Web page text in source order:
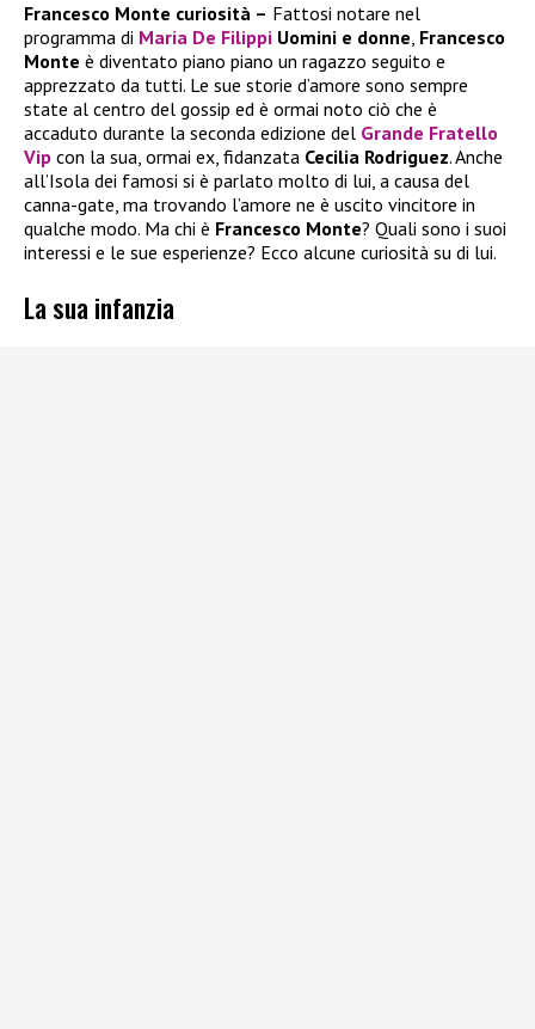
Francesco Monte curiosità – Fattosi notare nel
programma di Maria De Filippi Uomini e donne, Francesco
Monte è diventato piano piano un ragazzo seguito e
apprezzato da tutti. Le sue storie d’amore sono sempre
state al centro del gossip ed è ormai noto ciò che è
accaduto durante la seconda edizione del Grande Fratello
Vip con la sua, ormai ex, fidanzata Cecilia Rodriguez. Anche
all’Isola dei famosi si è parlato molto di lui, a causa del
canna-gate, ma trovando l’amore ne è uscito vincitore in
qualche modo. Ma chi è Francesco Monte? Quali sono i suoi
interessi e le sue esperienze? Ecco alcune curiosità su di lui.
La sua infanzia